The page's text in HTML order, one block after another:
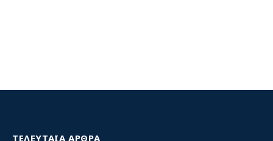
ΤΕΛΕΥΤΑΙΑ ΑΡΘΡΑ